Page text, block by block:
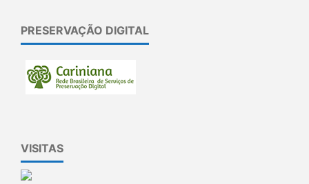
PRESERVAÇÃO DIGITAL
VISITAS